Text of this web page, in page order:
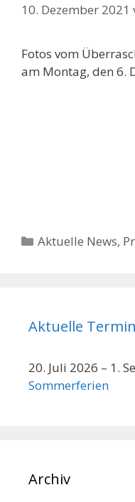
10. Dezember 2021
Fotos vom
am Montag, den 6.
Kategorien
Aktuelle News,
Aktuelle
20. Juli 2026 – 1.
Sommerferien
Archiv